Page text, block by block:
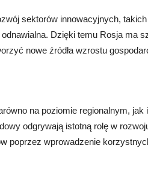
sektorów innowacyjnych, takich
Dzięki temu Rosja ma
nowe źródła wzrostu
na poziomie regionalnym, jak i
odgrywają istotną rolę w
poprzez wprowadzenie